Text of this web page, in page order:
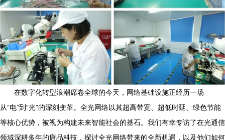
在数字化转型浪潮席卷全球的今天，网络基础设施正经历一场
从“电”到“光”的深刻变革。全光网络以其超高带宽、超低时延、绿色节能
等核心优势，被视为构建未来智能社会的基石。我们有幸专访了在光通信
领域深耕多年的唐品科技，探讨全光网络带来的全新机遇，以及他们如何